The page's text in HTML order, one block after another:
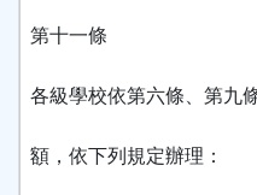
第十一條
各級學校依第六條、第九
額，依下列規定辦理：